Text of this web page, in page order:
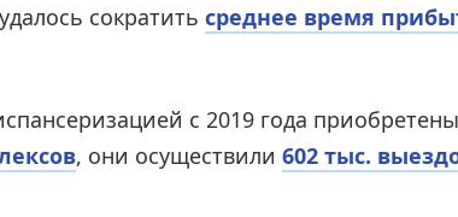
сократить среднее время
с 2019 года приобретены
, они осуществили 602 тыс.